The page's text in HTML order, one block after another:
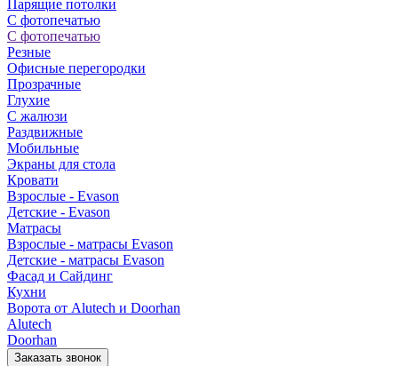
Парящие потолки
С фотопечатью
С фотопечатью
Резные
Офисные перегородки
Прозрачные
Глухие
С жалюзи
Раздвижные
Мобильные
Экраны для стола
Кровати
Взрослые - Evason
Детские - Evason
Матрасы
Взрослые - матрасы Evason
Детские - матрасы Evason
Фасад и Сайдинг
Кухни
Ворота от Alutech и Doorhan
Alutech
Doorhan
Заказать звонок